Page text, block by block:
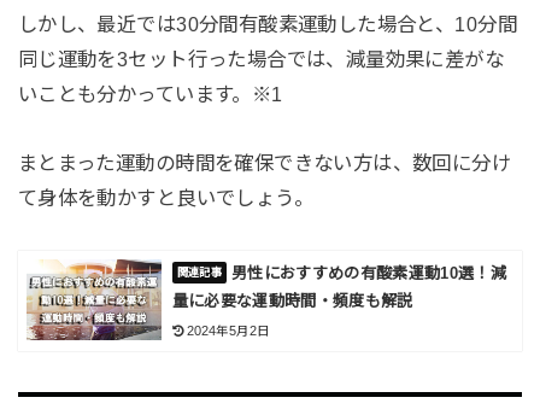
しかし、最近では30分間有酸素運動した場合と、10分間
同じ運動を3セット行った場合では、減量効果に差がな
いことも分かっています。※1
まとまった運動の時間を確保できない方は、数回に分け
て身体を動かすと良いでしょう。
男性におすすめの有酸素運動10選！減
量に必要な運動時間・頻度も解説
2024年5月2日